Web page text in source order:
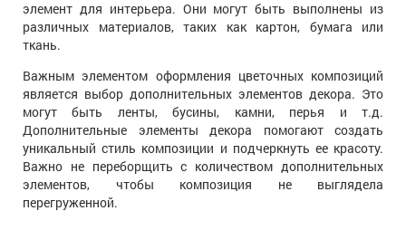
элемент для интерьера. Они могут быть выполнены из
различных материалов, таких как картон, бумага или
ткань.
Важным элементом оформления цветочных композиций
является выбор дополнительных элементов декора. Это
могут быть ленты, бусины, камни, перья и т.д.
Дополнительные элементы декора помогают создать
уникальный стиль композиции и подчеркнуть ее красоту.
Важно не переборщить с количеством дополнительных
элементов, чтобы композиция не выглядела
перегруженной.